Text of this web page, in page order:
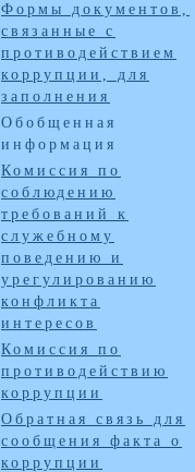
Формы документов,
связанные с
противодействием
коррупции, для
заполнения
Обобщенная
информация
Комиссия по
соблюдению
требований к
служебному
поведению и
урегулированию
конфликта
интересов
Комиссия по
противодействию
коррупции
Обратная связь для
сообщения факта о
коррупции